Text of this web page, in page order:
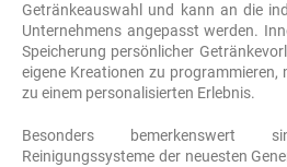
Getränkeauswahl und kann an die
Unternehmens angepasst werden.
Speicherung persönlicher
eigene Kreationen zu programmieren,
zu einem personalisierten Erlebnis.
Besonders bemerkenswert
Reinigungssysteme der neuesten